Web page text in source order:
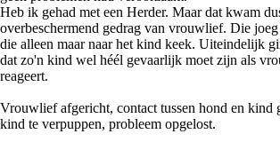
Heb ik gehad met een Herder. Maar dat kwam
overbeschermend gedrag van vrouwlief. Die
die alleen maar naar het kind keek. Uiteindelijk
dat zo'n kind wel héél gevaarlijk moet zijn als
reageert.
Vrouwlief afgericht, contact tussen hond en kind
kind te verpuppen, probleem opgelost.